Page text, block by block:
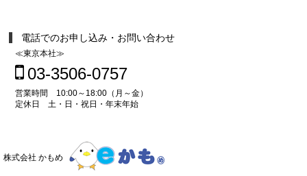
電話でのお申し込み・お問い合わせ
≪東京本社≫
03-3506-0757
営業時間 10:00～18:00（月～金）
定休日 土・日・祝日・年末年始
株式会社 かもめ